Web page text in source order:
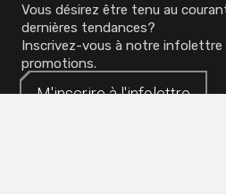
Vous désirez être tenu au
dernières tendances?
Inscrivez-vous à notre infolettre
promotions.
M'inscrire àl'infolettre
M'inscrire àl'infolettre